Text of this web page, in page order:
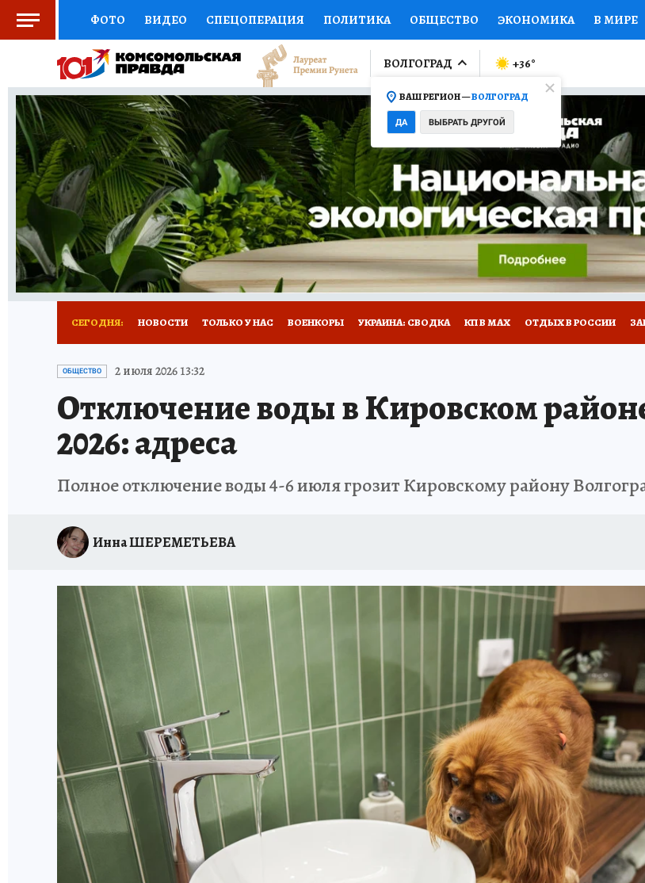
ФОТО ВИДЕО СПЕЦОПЕРАЦИЯ ПОЛИТИКА ОБЩЕСТВО ЭКОНОМИКА В МИРЕ
СОЦПОДДЕРЖКА НАУКА СПОРТ КОЛУМНИСТЫ ПРОИСШЕСТВИЯ
ВЫБОР ЭКСПЕРТОВ ДОКТОР ФИНАНСЫ ОТКРЫВАЕМ МИР Я ЗНАЮ СЕМЬЯ
КНИЖНАЯ ПОЛКА ПРОГНОЗЫ НА СПОРТ ПРОМОКОДЫ СЕРИАЛЫ СПЕЦПРОЕКТЫ
ПРЕСС-ЦЕНТР НЕДВИЖИМОСТЬ ТЕЛЕВИЗОР КОЛЛЕКЦИИ КОНКУРСЫ РАБОТА
РАДИО КП РЕКЛАМА ТЕСТЫ НОВОЕ НА САЙТЕ
ВОЛГОГРАД
ВАШ РЕГИОН —ВОЛГОГРАД
ДА ВЫБРАТЬ ДРУГОЙ
+36°
СЕГОДНЯ: НОВОСТИ ТОЛЬКО У НАС ВОЕНКОРЫ УКРАИНА: СВОДКА КП В МАХ ОТДЫХ В РОССИИ
ИСПЫТАНО НА СЕБЕ
ОБЩЕСТВО 2 июля 2026 13:32
Отключение воды в Кировском
2026: адреса
Полное отключение воды 4-6 июля грозит Кировскому району
Инна ШЕРЕМЕТЬЕВА